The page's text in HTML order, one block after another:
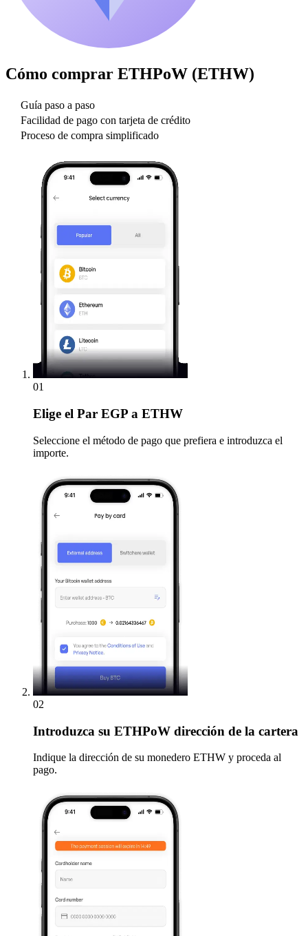
Cómo comprar ETHPoW (ETHW)
Guía paso a paso
Facilidad de pago con tarjeta de crédito
Proceso de compra simplificado
01
Elige el Par EGP a ETHW
Seleccione el método de pago que prefiera e introduzca el
importe.
02
Introduzca su ETHPoW dirección de la cartera
Indique la dirección de su monedero ETHW y proceda al
pago.